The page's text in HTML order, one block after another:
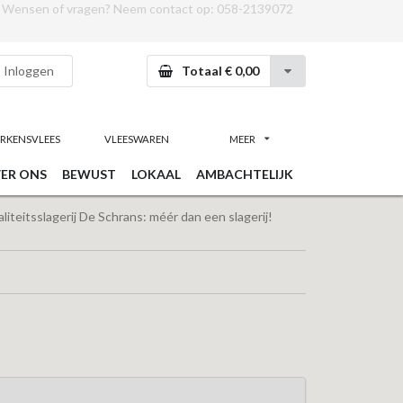
Wensen of vragen? Neem contact op: 058-2139072
Inloggen Totaal € 0,00
VLEESWAREN MEER
ONS BEWUST LOKAAL AMBACHTELIJK
De Schrans: méér dan een slagerij!